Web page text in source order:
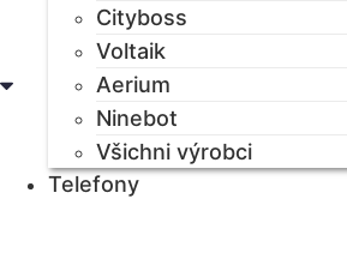
Cityboss
Voltaik
Aerium
Ninebot
Všichni výrobci
Telefony